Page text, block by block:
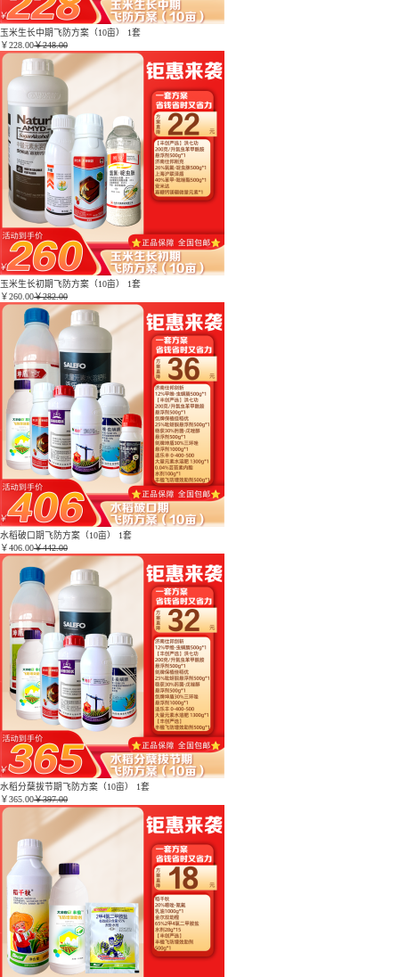
玉米生长中期飞防方案（10亩） 1套
￥228.00￥248.00
玉米生长初期飞防方案（10亩） 1套
￥260.00￥282.00
水稻破口期飞防方案（10亩） 1套
￥406.00￥442.00
水稻分蘖拔节期飞防方案（10亩） 1套
￥365.00￥397.00